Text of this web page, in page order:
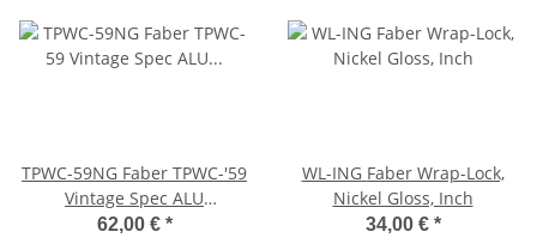
TPWC-59NG Faber TPWC-'59
Vintage Spec ALU
Compensated Wraparound
62,00 € *
WL-ING Faber Wrap-Lock,
Nickel Gloss, Inch
34,00 € *